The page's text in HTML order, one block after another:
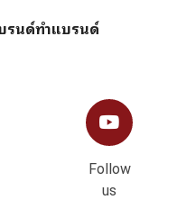
รนด์ทำแบรนด์
Follow
us